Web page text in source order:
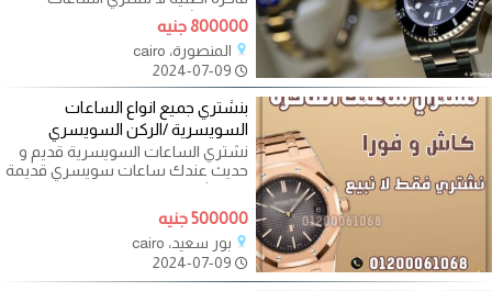
الياباني نشتري فقط لا نبيع لعدم توفر
800000 جنيه
المنصورة، cairo
بنشتري جميع انواع الساعات
السويسرية /الركن السويسري
نشتري الساعات السويسرية قديم و
حديث عندك ساعات سويسري قديمة
او حديثة ؟ طيب حابب تعرف قيمة
ساعتك
500000 جنيه
بور سعيد، cairo